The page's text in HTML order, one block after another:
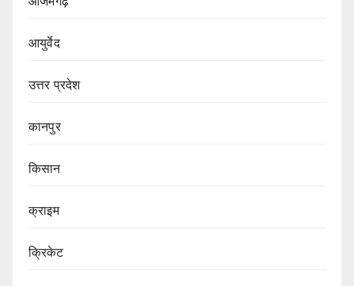
आयुर्वेद
उत्तर प्रदेश
कानपुर
किसान
क्राइम
क्रिकेट